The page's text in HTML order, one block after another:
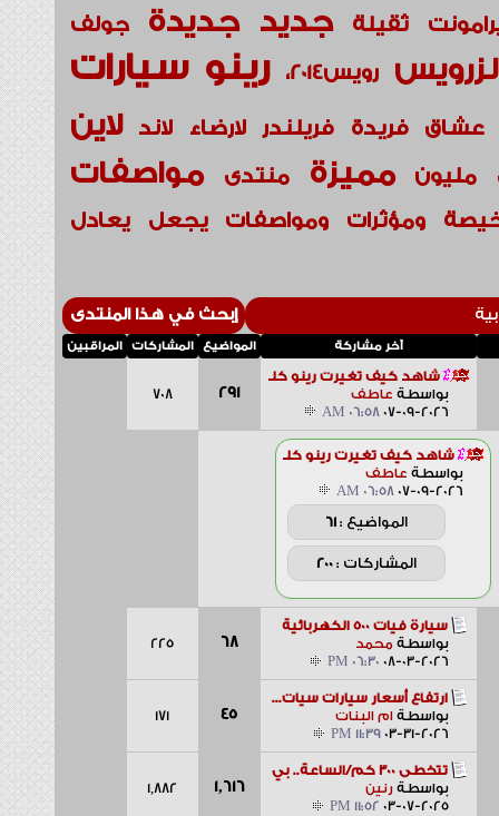
ثقيلة جديد جديدة جولف
رويس2014، رينو سيارات
فريدة فريلندر لارضاء لاند لاين
مليون مميزة منتدى مواصفات
ومؤثرات ومواصفات يجعل يعادل
إبحث في هذا المنتدى
آخر مشاركة المواضيع المشاركات المراقبين
شاهد كيف تغيرت رينو كليو...
بواسطةعاطف
07-09-2026
06:58 AM
شاهد كيف تغيرت رينو كليو...
بواسطةعاطف
07-09-2026
06:58 AM
المواضيع :61
المشاركات :200
سيارة فيات 500 الكهربائية
بواسطةمحمد
08-03-2026
06:30 PM
225
ارتفاع أسعار سيارات سيات...
بواسطةام البنات
03-31-2026
11:39 PM
تتخطى 300 كم/الساعة.. بي إم...
بواسطةرنين
03-07-2025
11:52 PM
1,616
1,882